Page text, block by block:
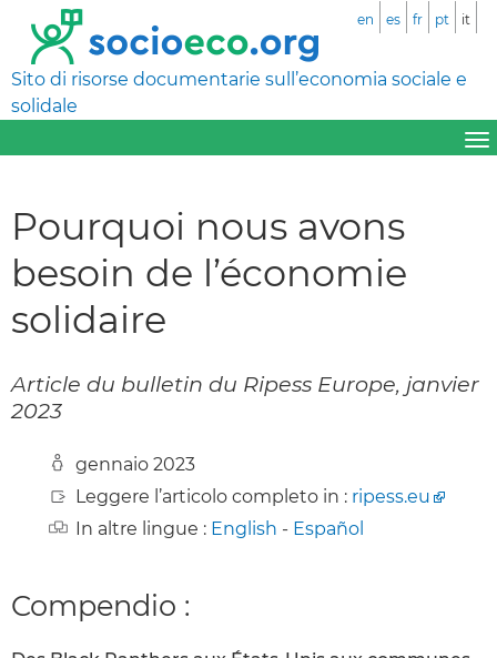
Sito di risorse documentarie sull’economia sociale e
solidale
en es fr pt it
Pourquoi nous avons
besoin de l’économie
solidaire
Article du bulletin du Ripess Europe, janvier
2023
gennaio 2023
Leggere l’articolo completo in : ripess.eu
In altre lingue : English - Español
Compendio :